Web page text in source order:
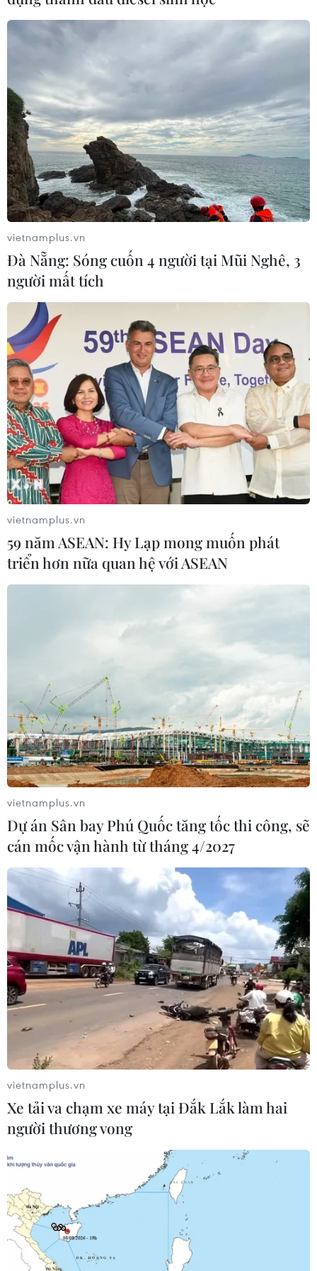
TIN CÙNG CHUYÊN MỤC
Chủ tịch Quốc hội Lào
Xaysomphone Phomvihane từ trần
Bang Hessen của Đức mong muốn
tăng cường hợp tác với các nước
ASEAN
08/08/2026 17:11
Bạo lực súng đạn đặt ra thách thức
vietnamplus.vn
Đà Nẵng: Sóng cuốn 4 người tại Mũi Nghê, 3
người mất tích
vietnamplus.vn
59 năm ASEAN: Hy Lạp mong muốn phát
triển hơn nữa quan hệ với ASEAN
vietnamplus.vn
Dự án Sân bay Phú Quốc tăng tốc thi công, sẽ
cán mốc vận hành từ tháng 4/2027
vietnamplus.vn
Xe tải va chạm xe máy tại Đắk Lắk làm hai
người thương vong